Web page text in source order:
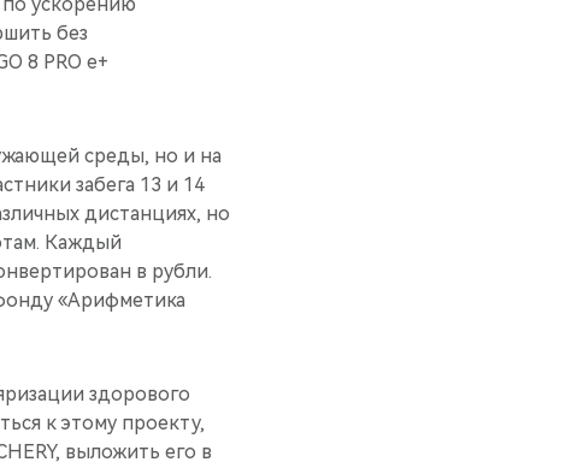
без
8 PRO e+
среды, но и на
забега 13 и 14
дистанциях, но
Каждый
в рубли.
«Арифметика
здорового
к этому проекту,
выложить его в